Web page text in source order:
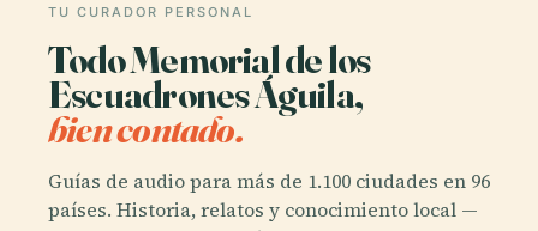
TU CURADOR PERSONAL
Todo Memorial de los
Escuadrones Águila,
bien contado.
Guías de audio para más de 1.100 ciudades en 96
países. Historia, relatos y conocimiento local —